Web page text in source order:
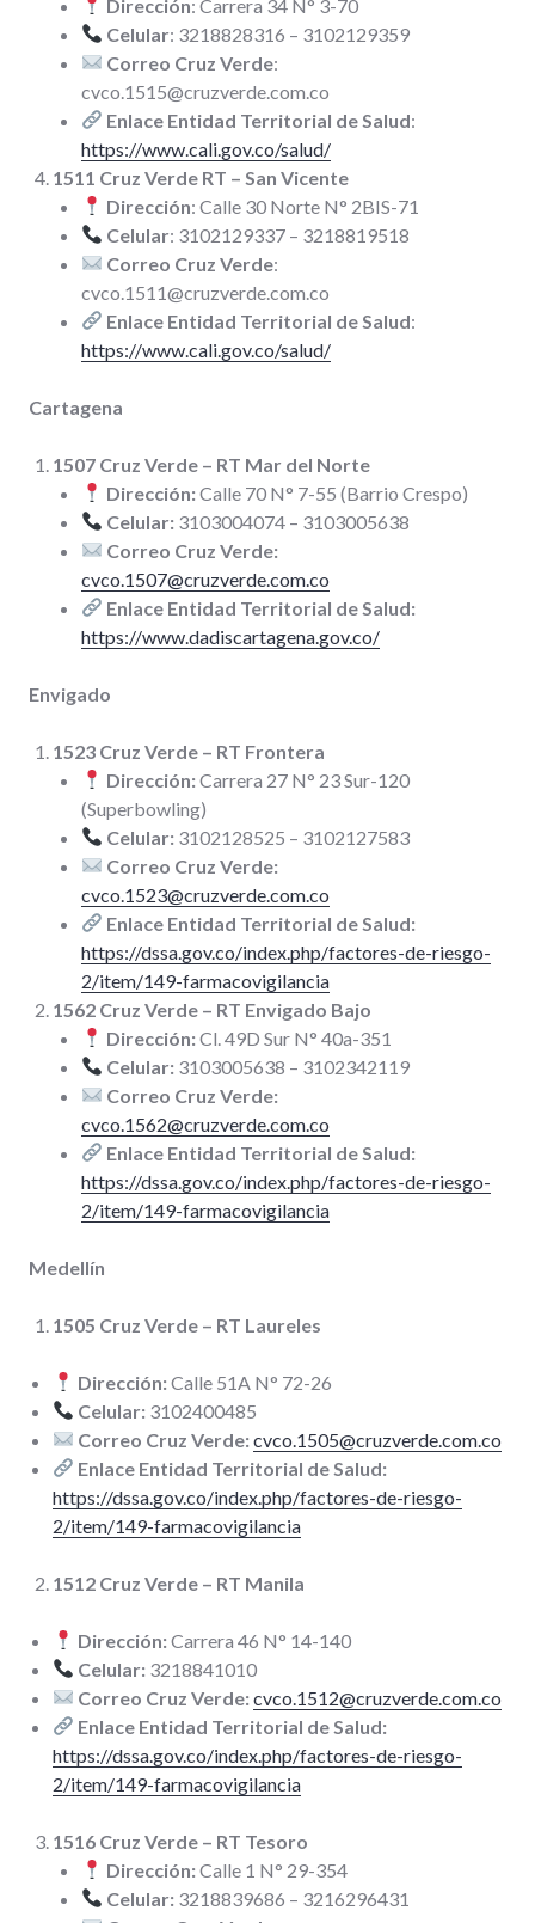
Dirección: Carrera 34 N° 3-70
Celular: 3218828316 – 3102129359
Correo Cruz Verde:
cvco.1515@cruzverde.com.co
Enlace Entidad Territorial de Salud:
https://www.cali.gov.co/salud/
1511 Cruz Verde RT – San Vicente
Dirección: Calle 30 Norte N° 2BIS-71
Celular: 3102129337 – 3218819518
Correo Cruz Verde:
cvco.1511@cruzverde.com.co
Enlace Entidad Territorial de Salud:
https://www.cali.gov.co/salud/
Cartagena
1507 Cruz Verde – RT Mar del Norte
Dirección:Calle 70 N° 7-55 (Barrio Crespo)
Celular: 3103004074 – 3103005638
Correo Cruz Verde:
cvco.1507@cruzverde.com.co
Enlace Entidad Territorial de Salud:
https://www.dadiscartagena.gov.co/
Envigado
1523 Cruz Verde – RT Frontera
Dirección:Carrera 27 N° 23 Sur-120
(Superbowling)
Celular: 3102128525 – 3102127583
Correo Cruz Verde:
cvco.1523@cruzverde.com.co
Enlace Entidad Territorial de Salud:
https://dssa.gov.co/index.php/factores-de-riesgo-
2/item/149-farmacovigilancia
1562 Cruz Verde – RT Envigado Bajo
Dirección:Cl. 49D Sur N° 40a-351
Celular: 3103005638 – 3102342119
Correo Cruz Verde:
cvco.1562@cruzverde.com.co
Enlace Entidad Territorial de Salud:
https://dssa.gov.co/index.php/factores-de-riesgo-
2/item/149-farmacovigilancia
Medellín
1505 Cruz Verde – RT Laureles
Dirección:Calle 51A N° 72-26
Celular: 3102400485
Correo Cruz Verde:cvco.1505@cruzverde.com.co
Enlace Entidad Territorial de Salud:
https://dssa.gov.co/index.php/factores-de-riesgo-
2/item/149-farmacovigilancia
1512 Cruz Verde – RT Manila
Dirección:Carrera 46 N° 14-140
Celular: 3218841010
Correo Cruz Verde:cvco.1512@cruzverde.com.co
Enlace Entidad Territorial de Salud:
https://dssa.gov.co/index.php/factores-de-riesgo-
2/item/149-farmacovigilancia
1516 Cruz Verde – RT Tesoro
Dirección:Calle 1 N° 29-354
Celular: 3218839686 – 3216296431